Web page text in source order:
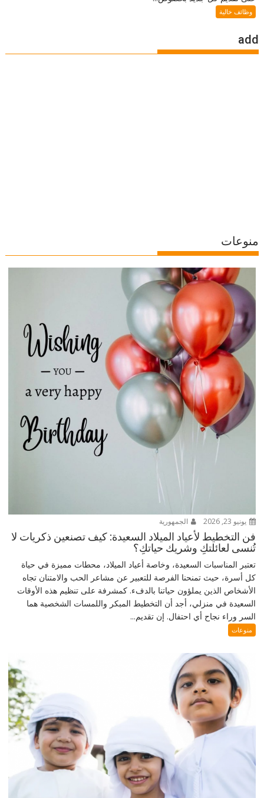
وظائف خالية
add
منوعات
يونيو 23, 2026 الجمهورية
فن التخطيط لأعياد الميلاد السعيدة: كيف تصنعين ذكريات لا
تُنسى لعائلتكِ وشريك حياتكِ؟
تعتبر المناسبات السعيدة، وخاصة أعياد الميلاد، محطات مميزة في حياة
كل أسرة، حيث تمنحنا الفرصة للتعبير عن مشاعر الحب والامتنان تجاه
الأشخاص الذين يملؤون حياتنا بالدفء. كمشرفة على تنظيم هذه الأوقات
السعيدة في منزلي، أجد أن التخطيط المبكر واللمسات الشخصية هما
السر وراء نجاح أي احتفال. إن تقديم...
منوعات